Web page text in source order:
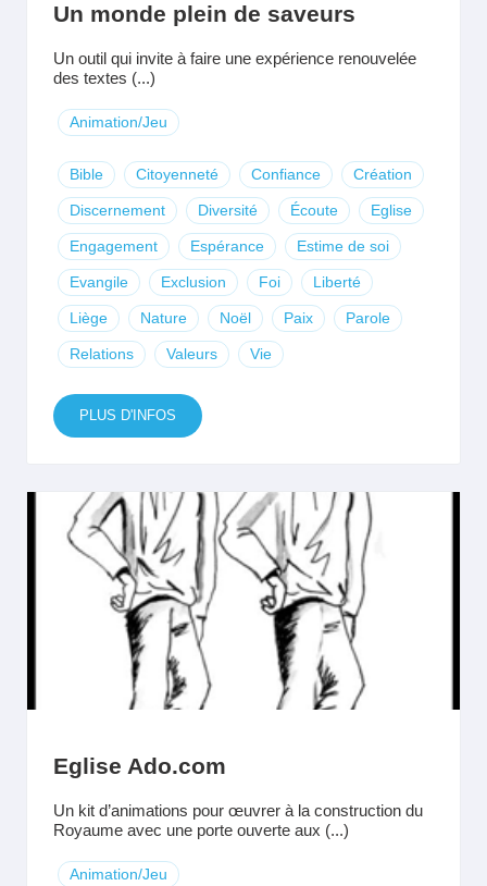
Un monde plein de saveurs
Un outil qui invite à faire une expérience renouvelée
des textes (...)
Animation/Jeu
Bible Citoyenneté Confiance Création
Discernement Diversité Écoute Eglise
Engagement Espérance Estime de soi
Evangile Exclusion Foi Liberté
Liège Nature Noël Paix Parole
Relations Valeurs Vie
PLUS D'INFOS
Eglise Ado.com
Un kit d’animations pour œuvrer à la construction du
Royaume avec une porte ouverte aux (...)
Animation/Jeu